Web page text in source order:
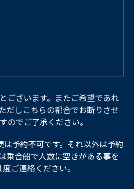
ございます。またご希望であれ
だしこちらの都合でお断りさせ
のでご了承ください。
は予約不可です。それ以外は予約
乗合船で人数に空きがある事を
ご連絡ください。